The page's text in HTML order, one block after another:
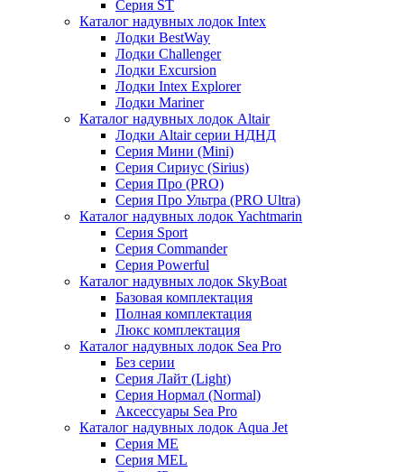
Серия ST
Каталог надувных лодок Intex
Лодки BestWay
Лодки Challenger
Лодки Excursion
Лодки Intex Explorer
Лодки Mariner
Каталог надувных лодок Altair
Лодки Altair серии НДНД
Серия Мини (Mini)
Серия Сириус (Sirius)
Серия Про (PRO)
Серия Про Ультра (PRO Ultra)
Каталог надувных лодок Yachtmarin
Серия Sport
Серия Commander
Серия Powerful
Каталог надувных лодок SkyBoat
Базовая комплектация
Полная комплектация
Люкс комплектация
Каталог надувных лодок Sea Pro
Без серии
Серия Лайт (Light)
Серия Нормал (Normal)
Аксессуары Sea Pro
Каталог надувных лодок Aqua Jet
Серия ME
Серия MEL